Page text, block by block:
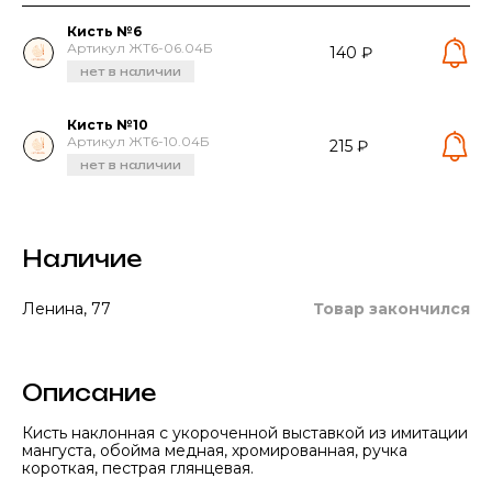
Кисть №6
Артикул ЖТ6-06.04Б
нет в наличии
140 ₽
Кисть №10
Артикул ЖТ6-10.04Б
нет в наличии
215 ₽
Наличие
Ленина, 77 Товар закончился
Описание
Кисть наклонная с укороченной выставкой из имитации
мангуста, обойма медная, хромированная, ручка
короткая, пестрая глянцевая.